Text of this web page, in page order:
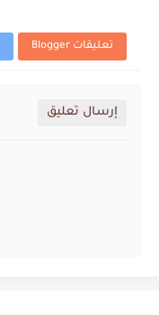
تعليقات Blogger
إرسال تعليق